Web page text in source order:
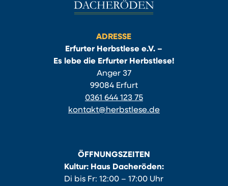
ADRESSE
Erfurter Herbstlese e.V. –
Es lebe die Erfurter Herbstlese!
Anger 37
99084 Erfurt
0361 644 123 75
kontakt@herbstlese.de
ÖFFNUNGSZEITEN
Kultur: Haus Dacheröden:
Di bis Fr: 12:00 – 17:00 Uhr